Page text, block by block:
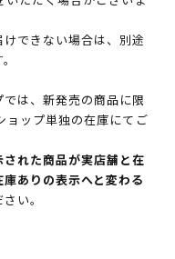
できない場合は、別途
は、新発売の商品に限
ョップ単独の在庫にてご
れた商品が実店舗と在
ありの表示へと変わる
い。